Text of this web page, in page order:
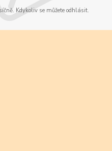
Kdykoliv se můžete odhlásit.